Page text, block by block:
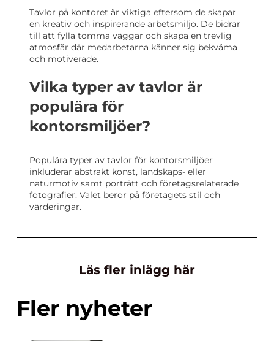
Tavlor på kontoret är viktiga eftersom de skapar
en kreativ och inspirerande arbetsmiljö. De bidrar
till att fylla tomma väggar och skapa en trevlig
atmosfär där medarbetarna känner sig bekväma
och motiverade.
Vilka typer av tavlor är
populära för
kontorsmiljöer?
Populära typer av tavlor för kontorsmiljöer
inkluderar abstrakt konst, landskaps- eller
naturmotiv samt porträtt och företagsrelaterade
fotografier. Valet beror på företagets stil och
värderingar.
Läs fler inlägg här
Fler nyheter